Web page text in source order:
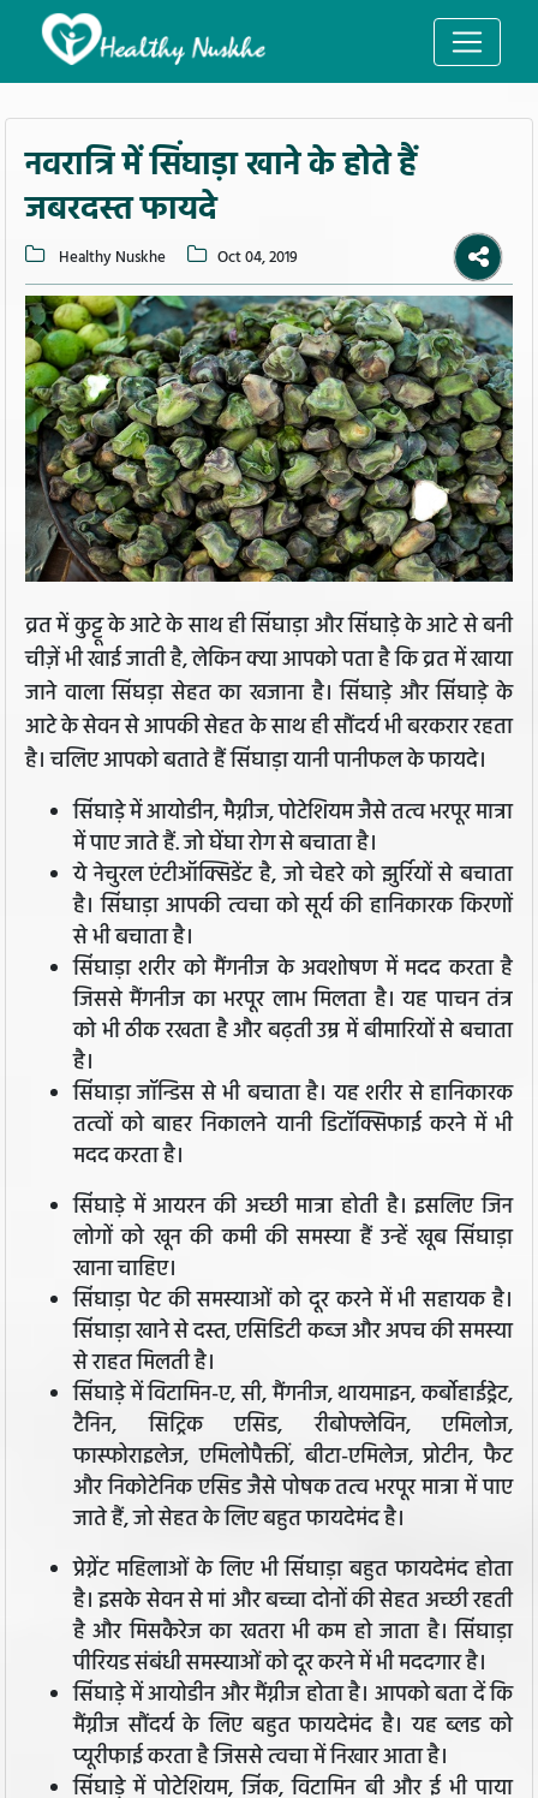
नवरात्रि में सिंघाड़ा खाने के होते हैं
जबरदस्त फायदे
Healthy Nuskhe Oct 04, 2019
व्रत में कुट्टू के आटे के साथ ही सिंघाड़ा और सिंघाड़े के आटे से बनी
चीज़ें भी खाई जाती है, लेकिन क्या आपको पता है कि व्रत में खाया
जाने वाला सिंघड़ा सेहत का खजाना है। सिंघाड़े और सिंघाड़े के
आटे के सेवन से आपकी सेहत के साथ ही सौंदर्य भी बरकरार रहता
है। चलिए आपको बताते हैं सिंघाड़ा यानी पानीफल के फायदे।
सिंघाड़े में आयोडीन, मैग्नीज, पोटेशियम जैसे तत्व भरपूर मात्रा
में पाए जाते हैं. जो घेंघा रोग से बचाता है।
ये नेचुरल एंटीऑक्सिडेंट है, जो चेहरे को झुर्रियों से बचाता
है। सिंघाड़ा आपकी त्वचा को सूर्य की हानिकारक किरणों
से भी बचाता है।
सिंघाड़ा शरीर को मैंगनीज के अवशोषण में मदद करता है
जिससे मैंगनीज का भरपूर लाभ मिलता है। यह पाचन तंत्र
को भी ठीक रखता है और बढ़ती उम्र में बीमारियों से बचाता
है।
सिंघाड़ा जॉन्डिस से भी बचाता है। यह शरीर से हानिकारक
तत्वों को बाहर निकालने यानी डिटॉक्सिफाई करने में भी
मदद करता है।
सिंघाड़े में आयरन की अच्छी मात्रा होती है। इसलिए जिन
लोगों को खून की कमी की समस्या हैं उन्हें खूब सिंघाड़ा
खाना चाहिए।
सिंघाड़ा पेट की समस्याओं को दूर करने में भी सहायक है।
सिंघाड़ा खाने से दस्त, एसिडिटी कब्ज और अपच की समस्या
से राहत मिलती है।
सिंघाड़े में विटामिन-ए, सी, मैंगनीज, थायमाइन, कर्बोहाईड्रेट,
टैनिन, सिट्रिक एसिड, रीबोफ्लेविन, एमिलोज,
फास्फोराइलेज, एमिलोपैक्तीं, बीटा-एमिलेज, प्रोटीन, फैट
और निकोटेनिक एसिड जैसे पोषक तत्व भरपूर मात्रा में पाए
जाते हैं, जो सेहत के लिए बहुत फायदेमंद है।
प्रेग्नेंट महिलाओं के लिए भी सिंघाड़ा बहुत फायदेमंद होता
है। इसके सेवन से मां और बच्चा दोनों की सेहत अच्छी रहती
है और मिसकैरेज का खतरा भी कम हो जाता है। सिंघाड़ा
पीरियड संबंधी समस्याओं को दूर करने में भी मददगार है।
सिंघाड़े में आयोडीन और मैंग्नीज होता है। आपको बता दें कि
मैंग्नीज सौंदर्य के लिए बहुत फायदेमंद है। यह ब्लड को
प्यूरीफाई करता है जिससे त्वचा में निखार आता है।
सिंघाड़े में पोटेशियम, जिंक, विटामिन बी और ई भी पाया